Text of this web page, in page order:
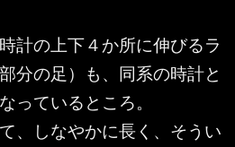
計の上下４か所に伸びるラ
分の足）も、同系の時計と
っているところ。
、しなやかに長く、そうい